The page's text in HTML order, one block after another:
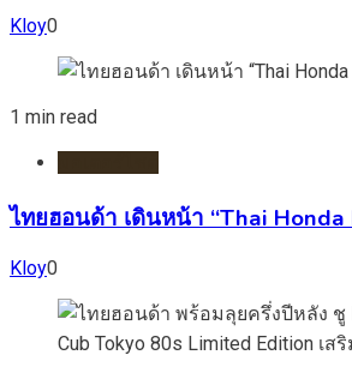
Kloy0
1 min read
ไทยฮอนด้า เดินหน้า “Thai
Kloy0